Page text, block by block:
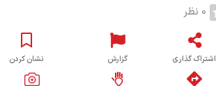
0 نظر
اشتراک گذاری گزارش نشان کردن